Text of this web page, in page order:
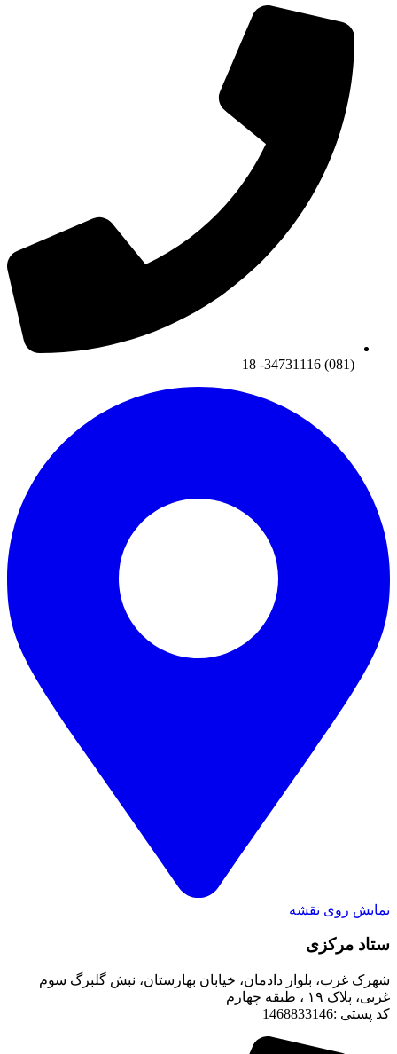
(081) 34731116- 18
نمایش روی نقشه
ستاد مرکزی
شهرک غرب، بلوار دادمان، خیابان بهارستان، نبش گلبرگ سوم
غربی، پلاک ۱۹ ، طبقه چهارم
کد پستی :1468833146